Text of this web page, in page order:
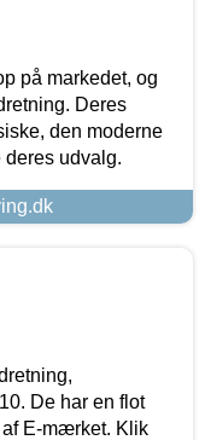
på markedet, og
Deres
den moderne
deres udvalg.
De har en flot
af E-mærket. Klik